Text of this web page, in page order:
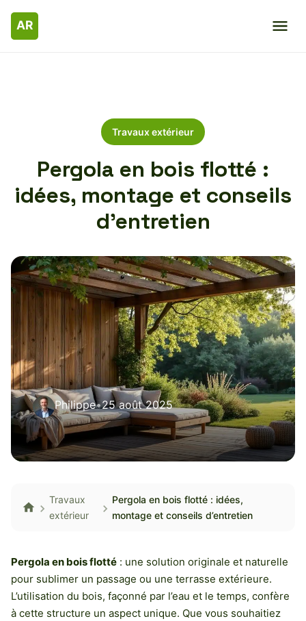
Travaux extérieur
Pergola en bois flotté :
idées, montage et conseils
d’entretien
Philippe•25 août 2025
Travaux
extérieur
Pergola en bois flotté : idées,
montage et conseils d’entretien
Pergola en bois flotté : une solution originale et naturelle
pour sublimer un passage ou une terrasse extérieure.
L’utilisation du bois, façonné par l’eau et le temps, confère
à cette structure un aspect unique. Que vous souhaitiez